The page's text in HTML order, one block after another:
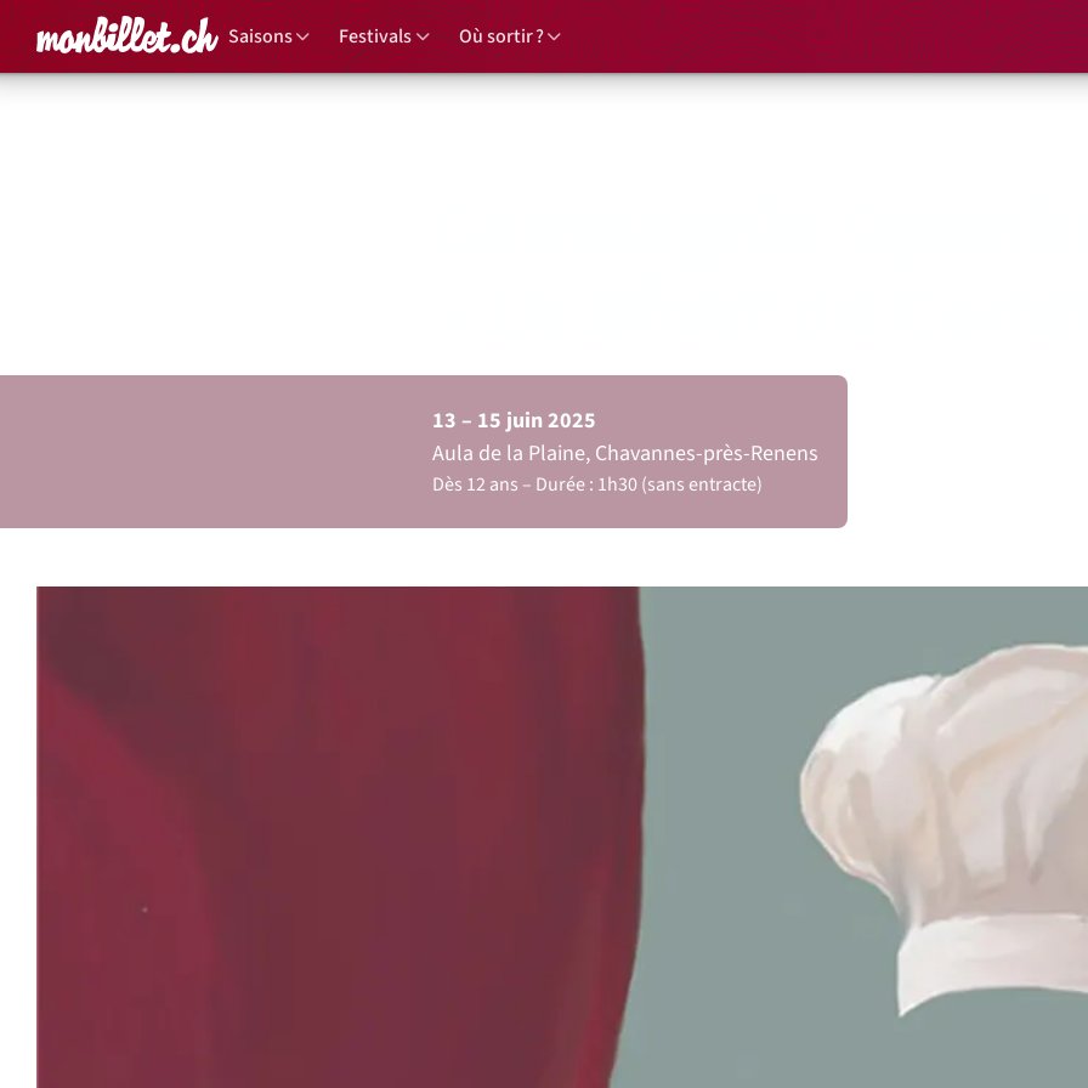
Accueil Saisons Festivals Où sortir ?
13 – 15 juin 2025
Aula de la Plaine, Chavannes-près-Renens
Dès 12 ans Durée : 1h30 (sans entracte)
La Compagnie Openbus présenteLe Dîner de
comédie hystérico-historique.
siècle, au Château de Chantilly, se déroule une
captivante de l’Histoire. Le Grand Condé, tombé en disgrâce, voulant
regagner les faveurs de son cousin Louis XIV, le convie à un festin
soirée promet d’être mémorable, orchestrée par le talentueux maître
François Vatel. Deux mille couverts doivent être prêts en un temps
Cependant, des imprévus viennent troubler l’harmonie des
en lumière la pression intense qui pèse sur Vatel qui doit jongler avec
démesurées et une équipe ingérable.
Entre coups tordus et coups du sort, les préparatifs s’avèrent plus